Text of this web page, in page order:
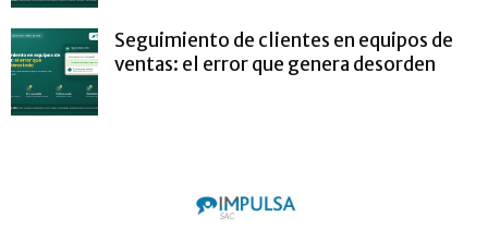
Seguimiento de clientes en equipos de
ventas: el error que genera desorden